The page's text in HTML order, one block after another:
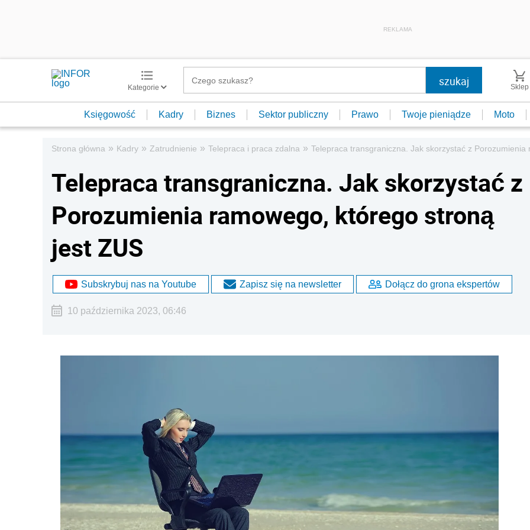
REKLAMA
Kategorie Sklep
Księgowość Kadry Biznes Sektor publiczny Prawo Twoje pieniądze Moto
Strona główna » Kadry » Zatrudnienie » Telepraca i praca zdalna » Telepraca transgraniczna. Jak skorzystać z
Telepraca transgraniczna. Jak skorzystać z
Porozumienia ramowego, którego stroną
jest ZUS
Subskrybuj nas na Youtube Zapisz się na newsletter Dołącz do grona ekspertów
10 października 2023, 06:46